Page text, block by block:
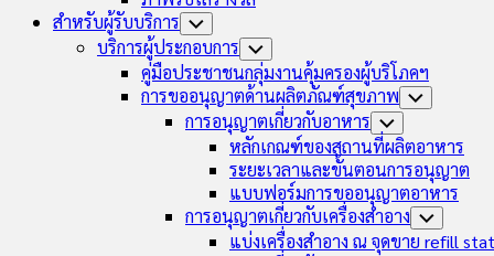
สำหรับผู้รับบริการ Toggle
Child
Menu
บริการผู้ประกอบการ Toggle
Child
Menu
คู่มือประชาชนกลุ่มงานคุ้มครองผู้บริโภคฯ
การขออนุญาตด้านผลิตภัณฑ์สุขภาพ Toggle
การอนุญาตเกี่ยวกับอาหาร Toggle
Child
Menu
หลักเกณฑ์ของสถานที่ผลิตอาหาร
ระยะเวลาและขั้นตอนการอนุญาต
แบบฟอร์มการขออนุญาตอาหาร
การอนุญาตเกี่ยวกับเครื่องสำอาง Toggle
Child
แบ่งเครื่องสำอาง ณ จุดขาย refill